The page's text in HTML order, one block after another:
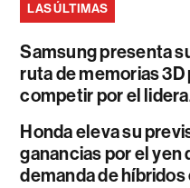
LAS ÚLTIMAS
Samsung presenta
ruta de memorias 3D
competir por el
Honda eleva su
ganancias por el yen
demanda de híbridos